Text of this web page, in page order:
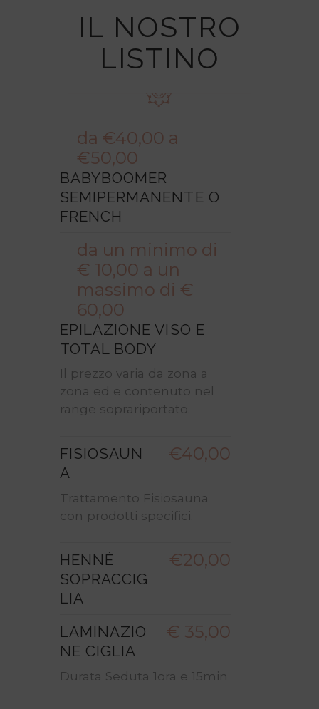
IL NOSTRO
LISTINO
da €40,00 a
€50,00
BABYBOOMER
SEMIPERMANENTE O
FRENCH
da un minimo di
€ 10,00 a un
massimo di €
60,00
EPILAZIONE VISO E
TOTAL BODY
Il prezzo varia da zona a
zona ed e contenuto nel
range soprariportato.
€40,00
FISIOSAUN
A
Trattamento Fisiosauna
con prodotti specifici.
€20,00
HENNÈ
SOPRACCIG
LIA
€ 35,00
LAMINAZIO
NE CIGLIA
Durata Seduta 1ora e 15min